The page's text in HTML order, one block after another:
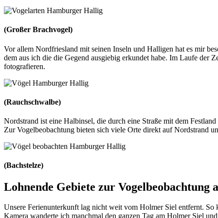
(Großer Brachvogel)
Vor allem Nordfriesland mit seinen Inseln und Halligen hat es mir
dem aus ich die die Gegend ausgiebig erkundet habe. Im Laufe der
fotografieren.
(Rauchschwalbe)
Nordstrand ist eine Halbinsel, die durch eine Straße mit dem
Zur Vogelbeobachtung bieten sich viele Orte direkt auf Nordstrand
(Bachstelze)
Lohnende Gebiete zur Vogelbeobachtung
Unsere Ferienunterkunft lag nicht weit vom Holmer Siel entfernt.
Kamera wanderte ich manchmal den ganzen Tag am Holmer Siel